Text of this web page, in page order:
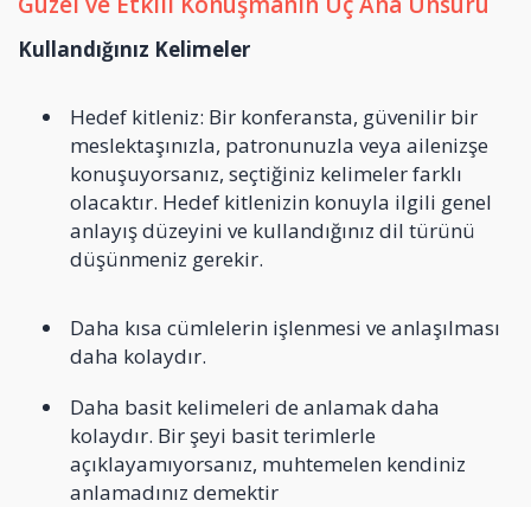
Kullandığınız Kelimeler
Hedef kitleniz: Bir konferansta, güvenilir bir
meslektaşınızla, patronunuzla veya ailenizşe
konuşuyorsanız, seçtiğiniz kelimeler farklı
olacaktır. Hedef kitlenizin konuyla ilgili genel
anlayış düzeyini ve kullandığınız dil türünü
düşünmeniz gerekir.
Daha kısa cümlelerin işlenmesi ve anlaşılması
daha kolaydır.
Daha basit kelimeleri de anlamak daha
kolaydır. Bir şeyi basit terimlerle
açıklayamıyorsanız, muhtemelen kendiniz
anlamadınız demektir